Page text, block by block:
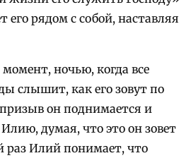
его рядом с собой, наставляя
ночью, когда все
слышит, как его зовут по
он поднимается и
думая, что это он зовет
раз Илий понимает, что